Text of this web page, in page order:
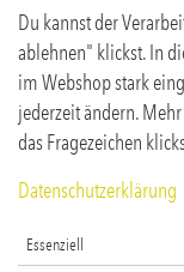
Du kannst der
ablehnen" klickst. In
im Webshop stark
jederzeit ändern.
das Fragezeichen
Datenschutzerklärung
Essenziell